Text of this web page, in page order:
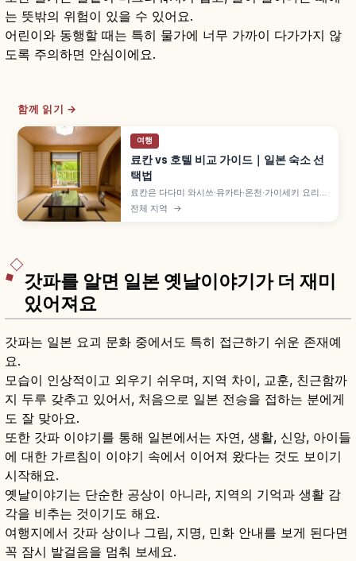
는 뜻밖의 위험이 있을 수 있어요.
어린이와 동행할 때는 특히 물가에 너무 가까이 다가가지 않
도록 주의하면 안심이에요.
함께 읽기 →
여행
료칸 vs 호텔 비교 가이드｜일본 숙소 선
택법
료칸은 다다미 와시쓰·유카타·온천·가이세키 요리로
일본다운 숙박 체험을 중시하는 숙소이고, 호텔은
위치와 객실 선택지가 폭넓고 자유도가 높은 형태입
전체 지역 →
갓파를 알면 일본 옛날이야기가 더 재미
있어져요
갓파는 일본 요괴 문화 중에서도 특히 접근하기 쉬운 존재예
요.
모습이 인상적이고 외우기 쉬우며, 지역 차이, 교훈, 친근함까
지 두루 갖추고 있어서, 처음으로 일본 전승을 접하는 분에게
도 잘 맞아요.
또한 갓파 이야기를 통해 일본에서는 자연, 생활, 신앙, 아이들
에 대한 가르침이 이야기 속에서 이어져 왔다는 것도 보이기
시작해요.
옛날이야기는 단순한 공상이 아니라, 지역의 기억과 생활 감
각을 비추는 것이기도 해요.
여행지에서 갓파 상이나 그림, 지명, 민화 안내를 보게 된다면
꼭 잠시 발걸음을 멈춰 보세요.